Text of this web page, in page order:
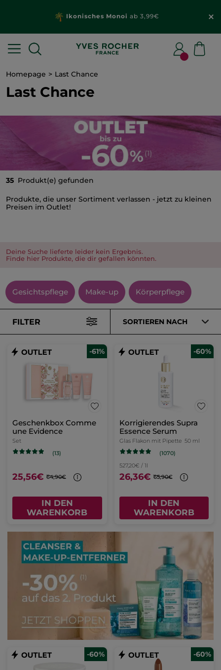
Ikonisches Monoi ab 3,99€
Homepage Last Chance
Last Chance
35 Produkt(e) gefunden
Produkte, die unser Sortiment verlassen - jetzt zu kleinen
Preisen im Outlet!
Deine Suche lieferte leider kein Ergebnis.
Finde hier Produkte, die dir gefallen könnten.
Gesichtspflege Make-up Körperpflege
FILTER SORTIEREN NACH
-61%
Geschenkbox Comme
une Evidence
Set
(13)
25,56€ 64,90€
IN DEN
WARENKORB
-60%
Korrigierendes Supra
Essence Serum
Glas Flakon mit Pipette 50 ml
(1070)
527,20€ / 1l
26,36€ 65,90€
IN DEN
WARENKORB
-60% -60%